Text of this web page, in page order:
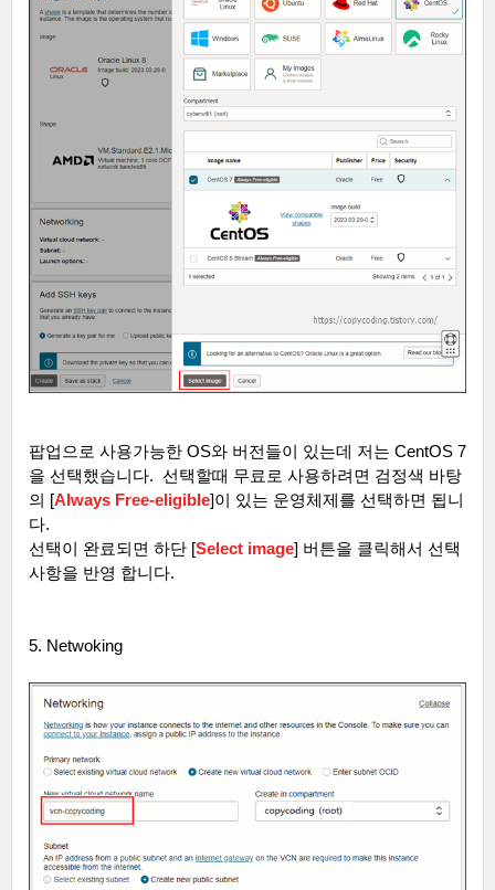
팝업으로 사용가능한 OS와 버전들이 있는데 저는 CentOS 7
을 선택했습니다. 선택할때 무료로 사용하려면 검정색 바탕
의 [Always Free-eligible]이 있는 운영체제를 선택하면 됩니
다.
선택이 완료되면 하단 [Select image] 버튼을 클릭해서 선택
사항을 반영 합니다.
5. Netwoking